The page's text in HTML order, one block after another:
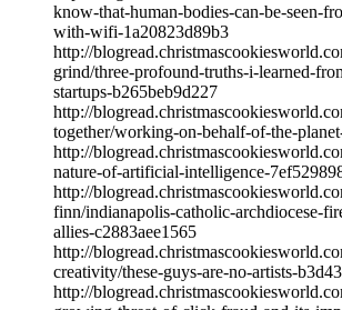
know-that-human-bodies-can-be-seen-
with-wifi-1a20823d89b3
http://
grind/three-profound-truths-i-learned-
startups-b265beb9d227
http://
together/working-on-behalf-of-the-
http://
nature-of-artificial-intelligence-
http://
finn/indianapolis-catholic-archdiocese-
allies-c2883aee1565
http://
creativity/these-guys-are-no-artists-
http://